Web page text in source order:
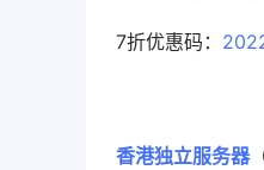
7折优惠码：
香港独立服务器